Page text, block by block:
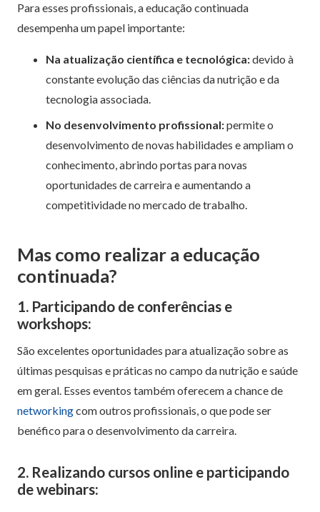
Para esses profissionais, a educação continuada
desempenha um papel importante:
Na atualização científica e tecnológica:devido à
constante evolução das ciências da nutrição e da
tecnologia associada.
No desenvolvimento profissional:permite o
desenvolvimento de novas habilidades e ampliam o
conhecimento, abrindo portas para novas
oportunidades de carreira e aumentando a
competitividade no mercado de trabalho.
Mas como realizar a educação
continuada?
1. Participando de conferências e
workshops:
São excelentes oportunidades para atualização sobre as
últimas pesquisas e práticas no campo da nutrição e saúde
em geral. Esses eventos também oferecem a chance de
networkingcom outros profissionais, o que pode ser
benéfico para o desenvolvimento da carreira.
2. Realizando cursos online e participando
de webinars: